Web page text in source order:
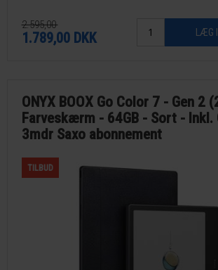
2.595,00
1.789,00 DKK
ONYX BOOX Go Color 7 - Gen 2
Farveskærm - 64GB - Sort - Inkl.
3mdr Saxo abonnement
TILBUD